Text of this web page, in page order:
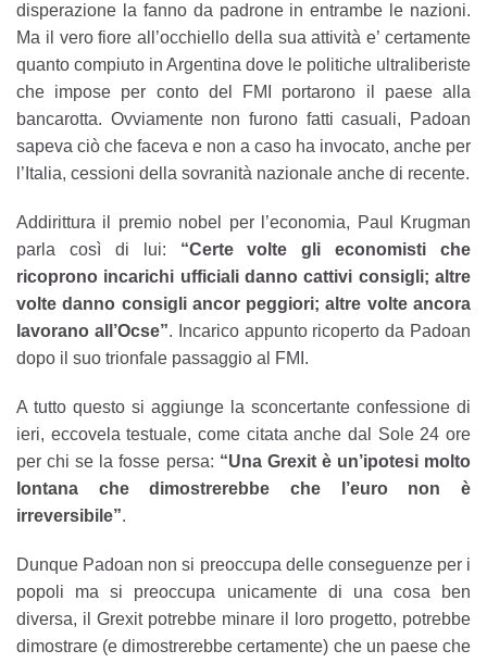
disperazione la fanno da padrone in entrambe le nazioni.
Ma il vero fiore all’occhiello della sua attività e’ certamente
quanto compiuto in Argentina dove le politiche ultraliberiste
che impose per conto del FMI portarono il paese alla
bancarotta. Ovviamente non furono fatti casuali, Padoan
sapeva ciò che faceva e non a caso ha invocato, anche per
l’Italia, cessioni della sovranità nazionale anche di recente.
Addirittura il premio nobel per l’economia, Paul Krugman
parla così di lui: “Certe volte gli economisti che
ricoprono incarichi ufficiali danno cattivi consigli; altre
volte danno consigli ancor peggiori; altre volte ancora
lavorano all’Ocse”. Incarico appunto ricoperto da Padoan
dopo il suo trionfale passaggio al FMI.
A tutto questo si aggiunge la sconcertante confessione di
ieri, eccovela testuale, come citata anche dal Sole 24 ore
per chi se la fosse persa: “Una Grexit è un’ipotesi molto
lontana che dimostrerebbe che l’euro non è
irreversibile”.
Dunque Padoan non si preoccupa delle conseguenze per i
popoli ma si preoccupa unicamente di una cosa ben
diversa, il Grexit potrebbe minare il loro progetto, potrebbe
dimostrare (e dimostrerebbe certamente) che un paese che